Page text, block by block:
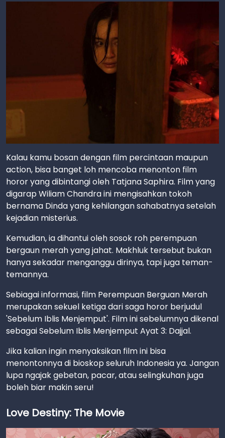
Kalau kamu bosan dengan film percintaan maupun
action, bisa banget loh mencoba menonton film
horor yang dibintangi oleh Tatjana Saphira. Film yang
digarap Wiliam Chandra ini mengisahkan tokoh
bernama Dinda yang kehilangan sahabatnya setelah
kejadian misterius.
Kemudian, ia dihantui oleh sosok roh perempuan
bergaun merah yang jahat. Makhluk tersebut bukan
hanya sekadar menganggu dirinya, tapi juga teman-
temannya.
Sebiagai informasi, film Perempuan Berguan Merah
merupakan sekuel ketiga dari saga horor berjudul
'Sebelum Iblis Menjemput'. Film ini sebelumnya dikenal
sebagai Sebelum Iblis Menjemput Ayat 3: Dajjal.
Jika kalian ingin menyaksikan film ini bisa
menontonnya di bioskop seluruh Indonesia ya. Jangan
lupa ngajak gebetan, pacar, atau selingkuhan juga
boleh biar makin seru!
Love Destiny: The Movie